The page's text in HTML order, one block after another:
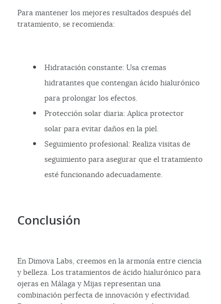
Para mantener los mejores resultados después del
tratamiento, se recomienda:
Hidratación constante: Usa cremas
hidratantes que contengan ácido hialurónico
para prolongar los efectos.
Protección solar diaria: Aplica protector
solar para evitar daños en la piel.
Seguimiento profesional: Realiza visitas de
seguimiento para asegurar que el tratamiento
esté funcionando adecuadamente.
Conclusión
En Dimova Labs, creemos en la armonía entre ciencia
y belleza. Los tratamientos de ácido hialurónico para
ojeras en Málaga y Mijas representan una
combinación perfecta de innovación y efectividad.